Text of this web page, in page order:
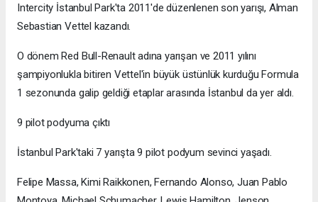
Intercity İstanbul Park'ta 2011'de düzenlenen son yarışı, Alman
Sebastian Vettel kazandı.
O dönem Red Bull-Renault adına yarışan ve 2011 yılını
şampiyonlukla bitiren Vettel'in büyük üstünlük kurduğu Formula
1 sezonunda galip geldiği etaplar arasında İstanbul da yer aldı.
9 pilot podyuma çıktı
İstanbul Park'taki 7 yarışta 9 pilot podyum sevinci yaşadı.
Felipe Massa, Kimi Raikkonen, Fernando Alonso, Juan Pablo